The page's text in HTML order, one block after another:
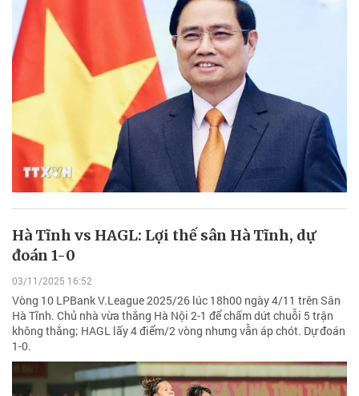
Hà Tĩnh vs HAGL: Lợi thế sân Hà Tĩnh, dự
đoán 1-0
03/11/2025 16:52
Vòng 10 LPBank V.League 2025/26 lúc 18h00 ngày 4/11 trên Sân
Hà Tĩnh. Chủ nhà vừa thắng Hà Nội 2-1 để chấm dứt chuỗi 5 trận
không thắng; HAGL lấy 4 điểm/2 vòng nhưng vẫn áp chót. Dự đoán
1-0.